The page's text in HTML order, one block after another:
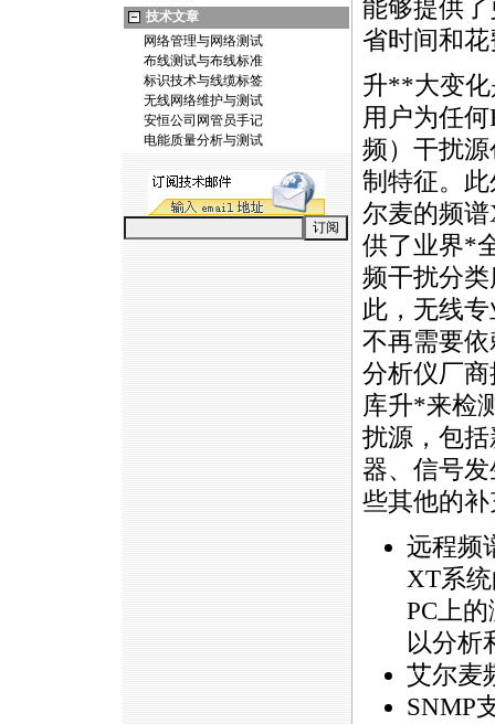
技术文章
网络管理与网络测试
布线测试与布线标准
标识技术与线缆标签
无线网络维护与测试
安恒公司网管员手记
电能质量分析与测试
能够提供
省时间和
升**大变
用户为任
频）干扰
制特征。
尔麦的频
供了业界*
频干扰分
此，无线
不再需要
分析仪厂
库升*来检
扰源，包
器、信号
些其他的
远程频
XT系
PC上
以分析
艾尔麦
SNMP